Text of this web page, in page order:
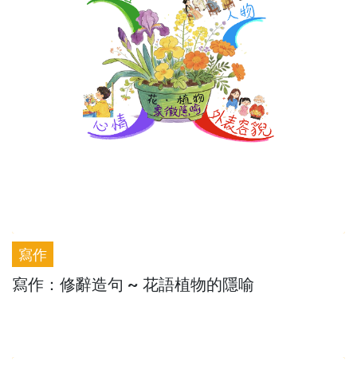
寫作
寫作：修辭造句 ~ 花語植物的隱喻